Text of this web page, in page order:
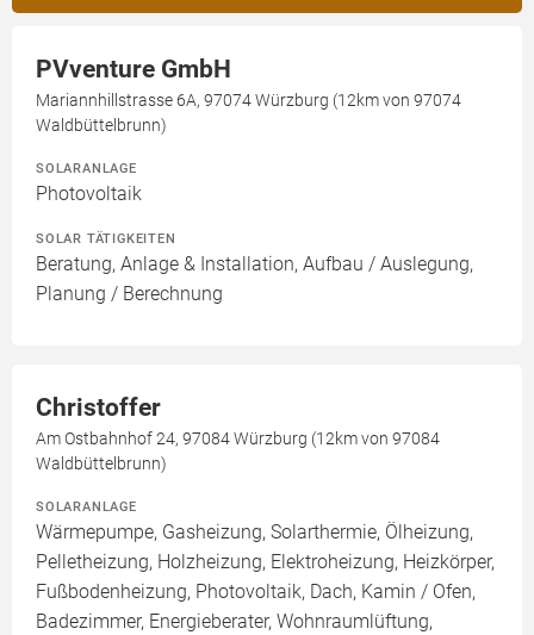
PVventure GmbH
Mariannhillstrasse 6A, 97074 Würzburg (12km von 97074
Waldbüttelbrunn)
SOLARANLAGE
Photovoltaik
SOLAR TÄTIGKEITEN
Beratung, Anlage & Installation, Aufbau / Auslegung,
Planung / Berechnung
Christoffer
Am Ostbahnhof 24, 97084 Würzburg (12km von 97084
Waldbüttelbrunn)
SOLARANLAGE
Wärmepumpe, Gasheizung, Solarthermie, Ölheizung,
Pelletheizung, Holzheizung, Elektroheizung, Heizkörper,
Fußbodenheizung, Photovoltaik, Dach, Kamin / Ofen,
Badezimmer, Energieberater, Wohnraumlüftung,